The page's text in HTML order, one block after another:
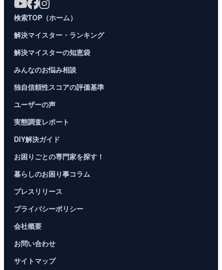
検索TOP（ホーム）
解決マイスター・ランキング
解決マイスターの知恵袋
みんなのお悩み相談
独自信頼性スコアの評価基準
ユーザーの声
実態調査レポート
DIY解決ガイド
お困りごとの専門家を探す！
暮らしのお困り事コラム
プレスリリース
プライバシーポリシー
会社概要
お問い合わせ
サイトマップ